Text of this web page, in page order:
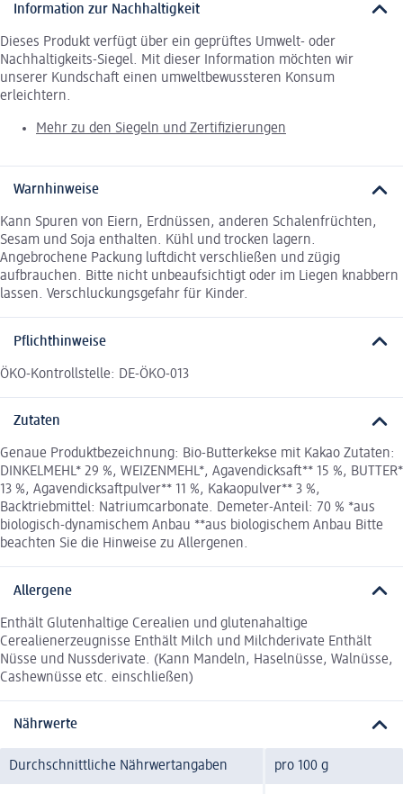
Information zur Nachhaltigkeit
Dieses Produkt verfügt über ein geprüftes Umwelt- oder
Nachhaltigkeits-Siegel. Mit dieser Information möchten wir
unserer Kundschaft einen umweltbewussteren Konsum
erleichtern.
Mehr zu den Siegeln und Zertifizierungen
Warnhinweise
Kann Spuren von Eiern, Erdnüssen, anderen Schalenfrüchten,
Sesam und Soja enthalten. Kühl und trocken lagern.
Angebrochene Packung luftdicht verschließen und zügig
aufbrauchen. Bitte nicht unbeaufsichtigt oder im Liegen knabbern
lassen. Verschluckungsgefahr für Kinder.
Pflichthinweise
ÖKO-Kontrollstelle: DE-ÖKO-013
Zutaten
Genaue Produktbezeichnung: Bio-Butterkekse mit Kakao Zutaten:
DINKELMEHL* 29 %, WEIZENMEHL*, Agavendicksaft** 15 %, BUTTER*
13 %, Agavendicksaftpulver** 11 %, Kakaopulver** 3 %,
Backtriebmittel: Natriumcarbonate. Demeter-Anteil: 70 % *aus
biologisch-dynamischem Anbau **aus biologischem Anbau Bitte
beachten Sie die Hinweise zu Allergenen.
Allergene
Enthält Glutenhaltige Cerealien und glutenahaltige
Cerealienerzeugnisse Enthält Milch und Milchderivate Enthält
Nüsse und Nussderivate. (Kann Mandeln, Haselnüsse, Walnüsse,
Cashewnüsse etc. einschließen)
Nährwerte
Durchschnittliche Nährwertangaben pro 100 g